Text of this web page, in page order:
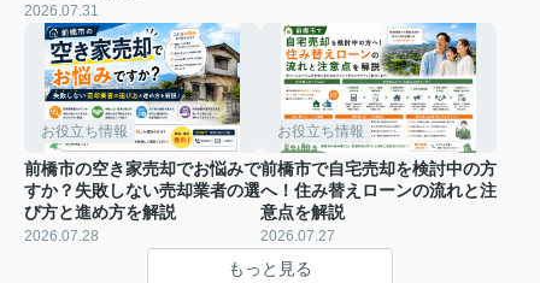
2026.07.31
お役立ち情報
前橋市の空き家売却でお悩みで
すか？失敗しない売却業者の選
び方と進め方を解説
2026.07.28
お役立ち情報
前橋市で自宅売却を検討中の方
へ！住み替えローンの流れと注
意点を解説
2026.07.27
もっと見る